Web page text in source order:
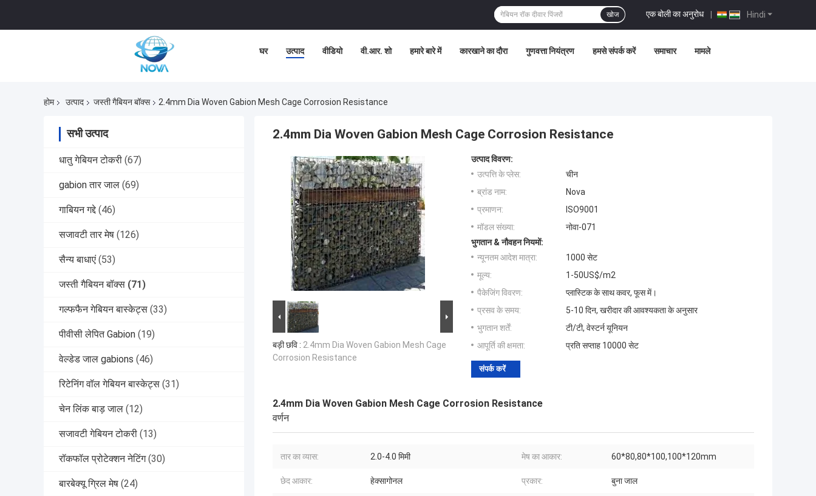
Hindi
एक बोली का अनुरोध |
खोज
घर उत्पाद वीडियो वी.आर. शो हमारे बारे में कारखाने का दौरा गुणवत्ता नियंत्रण हमसे संपर्क करें समाचार मामले
होम उत्पाद जस्ती गैबियन बॉक्स 2.4mm Dia Woven Gabion Mesh Cage Corrosion Resistance
सभी उत्पाद
धातु गेबियन टोकरी (67)
gabion तार जाल (69)
गाबियन गद्दे (46)
सजावटी तार मेष (126)
सैन्य बाधाएं (53)
जस्ती गैबियन बॉक्स (71)
गल्फफैन गेबियन बास्केट्स (33)
पीवीसी लेपित Gabion (19)
वेल्डेड जाल gabions (46)
रिटेनिंग वॉल गेबियन बास्केट्स (31)
चेन लिंक बाड़ जाल (12)
सजावटी गेबियन टोकरी (13)
रॉकफॉल प्रोटेक्शन नेटिंग (30)
बारबेक्यू ग्रिल मेष (24)
2.4mm Dia Woven Gabion Mesh Cage Corrosion Resistance
बड़ी छवि : 2.4mm Dia Woven Gabion Mesh Cage
Corrosion Resistance
उत्पाद विवरण:
उत्पत्ति के प्लेस:
चीन
ब्रांड नाम:
Nova
प्रमाणन:
ISO9001
मॉडल संख्या:
नोवा-071
भुगतान & नौवहन नियमों:
न्यूनतम आदेश मात्रा:
1000 सेट
मूल्य:
1-50US$/m2
पैकेजिंग विवरण:
प्लास्टिक के साथ कवर, फूस में।
प्रसव के समय:
5-10 दिन, खरीदार की आवश्यकता के अनुसार
भुगतान शर्तें:
टी/टी, वेस्टर्न यूनियन
आपूर्ति की क्षमता:
प्रति सप्ताह 10000 सेट
संपर्क करें
2.4mm Dia Woven Gabion Mesh Cage Corrosion Resistance
वर्णन
तार का व्यास: 2.0-4.0 मिमी मेष का आकार: 60*80,80*100,100*120mm
छेद आकार: हेक्सागोनल प्रकार: बुना जाल